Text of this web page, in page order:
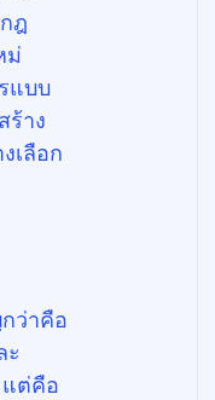
ฎ
ม่
แบบ
ร้าง
เลือก
ว่าคือ
ะ
ต่คือ